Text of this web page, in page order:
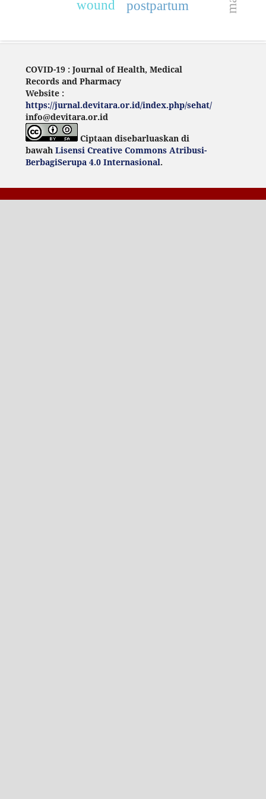
postpartum
wound
COVID-19 : Journal of Health, Medical
Records and Pharmacy
Website :
https://jurnal.devitara.or.id/index.php/sehat/
info@devitara.or.id
Ciptaan disebarluaskan di
bawah Lisensi Creative Commons Atribusi-
BerbagiSerupa 4.0 Internasional.